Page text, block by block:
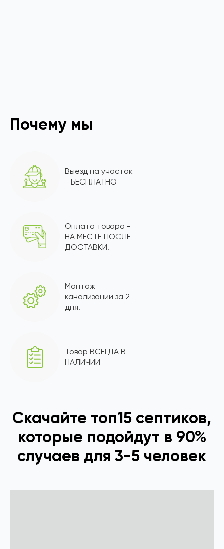
Почему мы
Выезд на участок
- БЕСПЛАТНО
Оплата товара -
НА МЕСТЕ ПОСЛЕ
ДОСТАВКИ!
Монтаж
канализации за 2
дня!
Товар ВСЕГДА В
НАЛИЧИИ
Скачайте топ15 септиков,
которые подойдут в 90%
случаев для 3-5 человек